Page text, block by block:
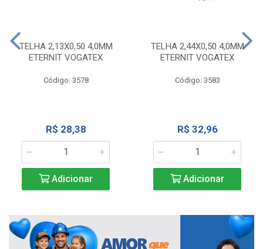
TELHA 2,13X0,50 4,0MM
ETERNIT VOGATEX
Código: 3578
R$ 28,38
Adicionar
TELHA 2,44X0,50 4,0MM
ETERNIT VOGATEX
Código: 3583
R$ 32,96
Adicionar